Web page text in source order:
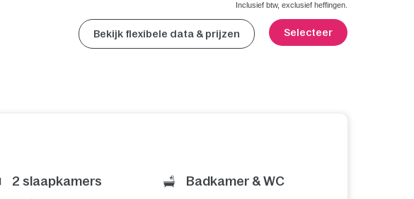
Inclusief btw, exclusief heffingen.
Bekijk flexibele data & prijzen Selecteer
2 slaapkamers Badkamer & WC